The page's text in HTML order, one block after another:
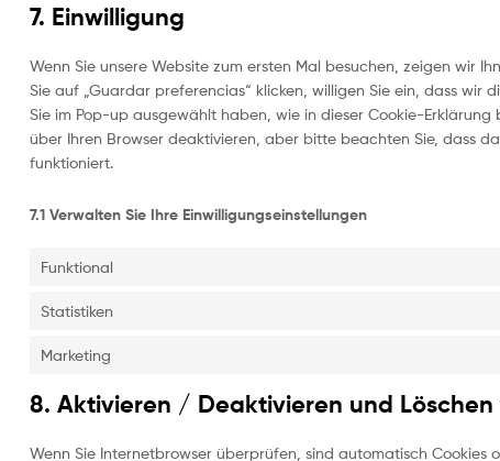
7. Einwilligung
Wenn Sie unsere Website zum ersten Mal besuchen, zeigen wir
Sie auf „Guardar preferencias“ klicken, willigen Sie ein, dass wir
Sie im Pop-up ausgewählt haben, wie in dieser Cookie-Erklärung
über Ihren Browser deaktivieren, aber bitte beachten Sie, dass
funktioniert.
7.1 Verwalten Sie Ihre Einwilligungseinstellungen
Funktional
Statistiken
Marketing
8. Aktivieren / Deaktivieren und Löschen
Wenn Sie Internetbrowser überprüfen, sind automatisch Cookies